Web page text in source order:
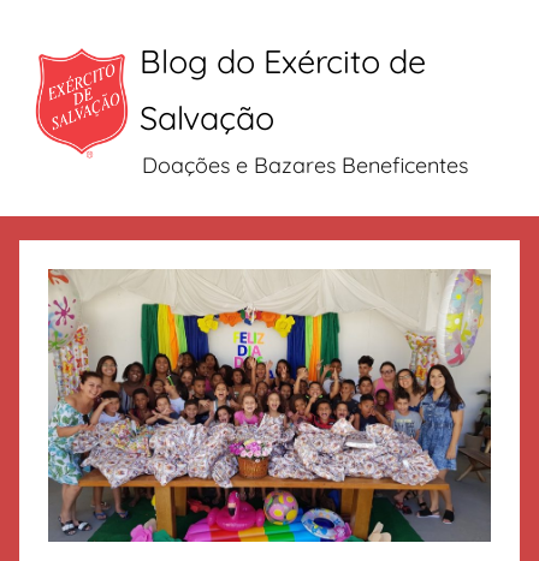
conteúdo
Blog do Exército de
Salvação
Doações e Bazares Beneficentes